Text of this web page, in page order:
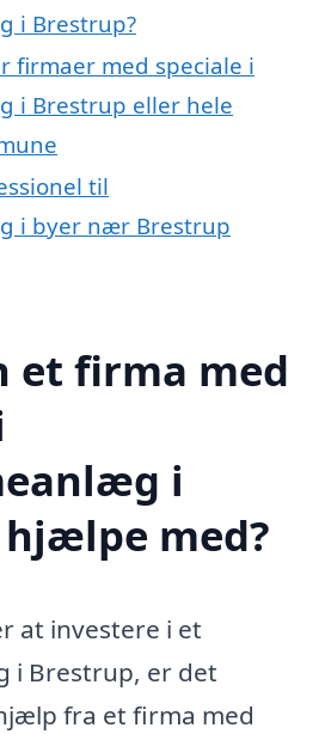
i Brestrup?
firmaer med speciale i
i Brestrup eller hele
til
i byer nær Brestrup
et firma med
i
med?
at investere i et
i Brestrup, er det
fra et firma med